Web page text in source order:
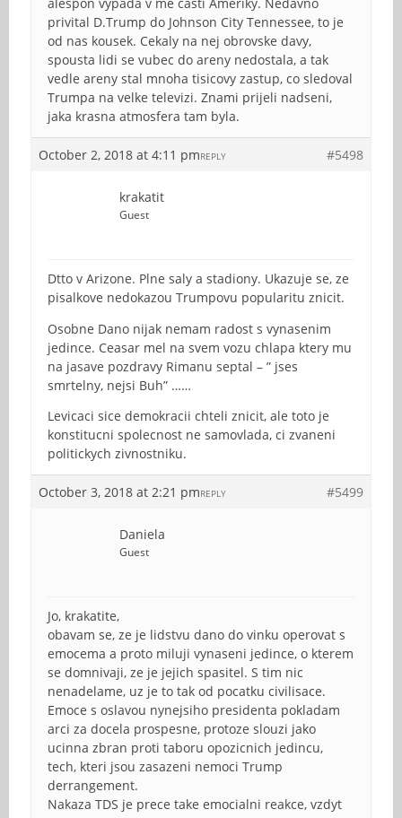
privital D.Trump do Johnson City Tennessee, to je
od nas kousek. Cekaly na nej obrovske davy,
spousta lidi se vubec do areny nedostala, a tak
vedle areny stal mnoha tisicovy zastup, co sledoval
Trumpa na velke televizi. Znami prijeli nadseni,
jaka krasna atmosfera tam byla.
October 2, 2018 at 4:11 pm #5498
REPLY
krakatit
Guest
Dtto v Arizone. Plne saly a stadiony. Ukazuje se, ze
pisalkove nedokazou Trumpovu popularitu znicit.
Osobne Dano nijak nemam radost s vynasenim
jedince. Ceasar mel na svem vozu chlapa ktery mu
na jasave pozdravy Rimanu septal – ” jses
smrtelny, nejsi Buh” ……
Levicaci sice demokracii chteli znicit, ale toto je
konstitucni spolecnost ne samovlada, ci zvaneni
politickych zivnostniku.
October 3, 2018 at 2:21 pm #5499
REPLY
Daniela
Guest
Jo, krakatite,
obavam se, ze je lidstvu dano do vinku operovat s
emocema a proto miluji vynaseni jedince, o kterem
se domnivaji, ze je jejich spasitel. S tim nic
nenadelame, uz je to tak od pocatku civilisace.
Emoce s oslavou nynejsiho presidenta pokladam
arci za docela prospesne, protoze slouzi jako
ucinna zbran proti taboru opozicnich jedincu,
tech, kteri jsou zasazeni nemoci Trump
derrangement.
Nakaza TDS je prece take emocialni reakce, vzdyt